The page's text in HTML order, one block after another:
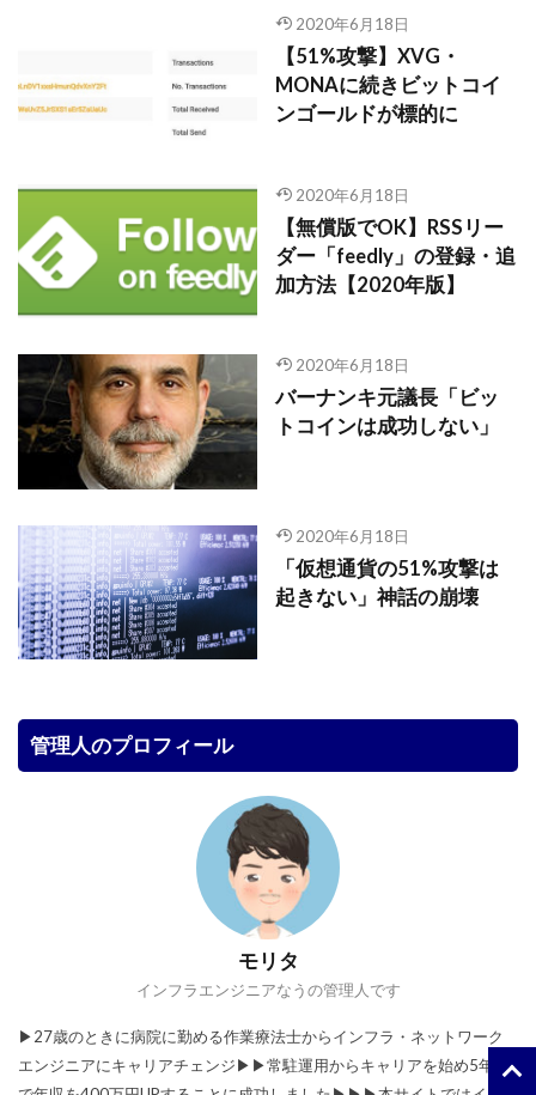
2020年6月18日
【51%攻撃】XVG・
MONAに続きビットコイ
ンゴールドが標的に
2020年6月18日
【無償版でOK】RSSリー
ダー「feedly」の登録・追
加方法【2020年版】
2020年6月18日
バーナンキ元議長「ビッ
トコインは成功しない」
2020年6月18日
「仮想通貨の51%攻撃は
起きない」神話の崩壊
管理人のプロフィール
モリタ
インフラエンジニアなうの管理人です
▶︎27歳のときに病院に勤める作業療法士からインフラ・ネットワーク
エンジニアにキャリアチェンジ▶︎▶︎常駐運用からキャリアを始め5年間